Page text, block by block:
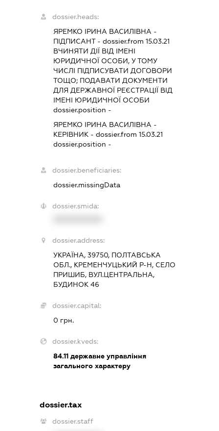
dossier.heads:
ЯРЕМКО ІРИНА ВАСИЛІВНА -
ПІДПИСАНТ- dossier.from 15.03.21
ВЧИНЯТИ ДІЇ ВІД ІМЕНІ
ЮРИДИЧНОЇ ОСОБИ, У ТОМУ
ЧИСЛІ ПІДПИСУВАТИ ДОГОВОРИ
ТОЩО; ПОДАВАТИ ДОКУМЕНТИ
ДЛЯ ДЕРЖАВНОЇ РЕЄСТРАЦІЇ ВІД
ІМЕНІ ЮРИДИЧНОЇ ОСОБИ
dossier.position -
ЯРЕМКО ІРИНА ВАСИЛІВНА -
КЕРІВНИК - dossier.from 15.03.21
dossier.position -
dossier.beneficiaries:
dossier.missingData
dossier.smida:
dossier.address:
УКРАЇНА, 39750, ПОЛТАВСЬКА
ОБЛ., КРЕМЕНЧУЦЬКИЙ Р-Н, СЕЛО
ПРИШИБ, ВУЛ.ЦЕНТРАЛЬНА,
БУДИНОК 46
dossier.capital:
0 грн.
dossier.kveds:
84.11державне управління
загального характеру
dossier.tax
dossier.staff